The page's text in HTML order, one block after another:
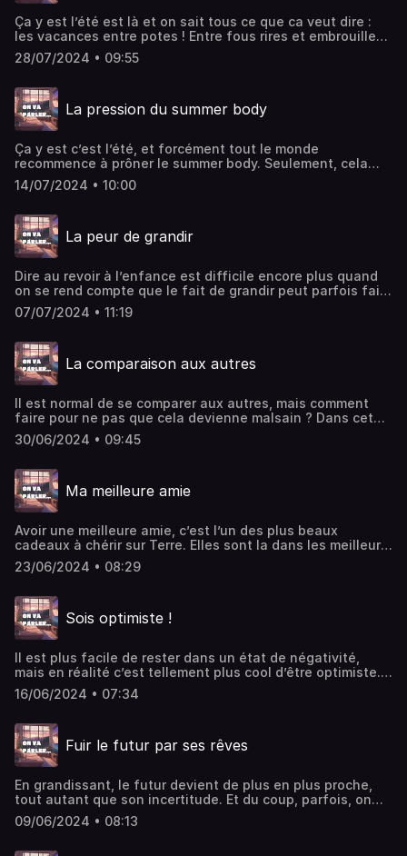
Ça y est l’été est là et on sait tous ce que ca veut dire :
les vacances entre potes ! Entre fous rires et embrouilles,
on sait plus où donner de la tête. Mais comment se fait-il
alors qu’on recommence chaque année ? Hébergé par
plus d'informations.
28/07/2024 • 09:55
La pression du summer body
Ça y est c’est l’été, et forcément tout le monde
recommence à prôner le summer body. Seulement, cela
peut parfois prendre une forme de toxicité et c’est
pourquoi il faut le voir autrement ! Hébergé par Ausha.
d'informations.
14/07/2024 • 10:00
La peur de grandir
Dire au revoir à l’enfance est difficile encore plus quand
on se rend compte que le fait de grandir peut parfois faire
peur. Mais c’est aussi synonyme d’évolution, alors autant
l’accepter ! Hébergé par Ausha. Visitez
d'informations.
07/07/2024 • 11:19
La comparaison aux autres
Il est normal de se comparer aux autres, mais comment
faire pour ne pas que cela devienne malsain ? Dans cet
episode, je t’explique comment arrêter de la faire de
manière négative.Hébergé par Ausha. Visitez
d'informations.
30/06/2024 • 09:45
Ma meilleure amie
Avoir une meilleure amie, c’est l’un des plus beaux
cadeaux à chérir sur Terre. Elles sont la dans les meilleurs
moments comme dans les pires, et ça pour la vie. Hébergé
par Ausha. Visitez ausha.co/politique-de-confidentialite
23/06/2024 • 08:29
Sois optimiste !
Il est plus facile de rester dans un état de négativité,
mais en réalité c’est tellement plus cool d’être optimiste.
Alors commence à voir le bon côté des choses avec ce
podcast ! Hébergé par Ausha. Visitez ausha.co/politique-
16/06/2024 • 07:34
Fuir le futur par ses rêves
En grandissant, le futur devient de plus en plus proche,
tout autant que son incertitude. Et du coup, parfois, on
préfère se réfugier dans les rêves pour y échapper, mais
comment arrêter ??Hébergé par Ausha. Visitez
09/06/2024 • 08:13